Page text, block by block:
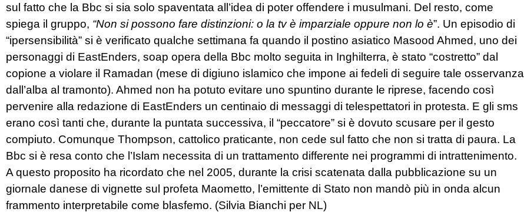
sul fatto che la Bbc si sia solo spaventata all’idea di poter offendere i musulmani. Del resto, come
spiega il gruppo, “Non si possono fare distinzioni: o la tv è imparziale oppure non lo è”. Un episodio di
“ipersensibilità” si è verificato qualche settimana fa quando il postino asiatico Masood Ahmed, uno dei
personaggi di EastEnders, soap opera della Bbc molto seguita in Inghilterra, è stato “costretto” dal
copione a violare il Ramadan (mese di digiuno islamico che impone ai fedeli di seguire tale osservanza
dall’alba al tramonto). Ahmed non ha potuto evitare uno spuntino durante le riprese, facendo così
pervenire alla redazione di EastEnders un centinaio di messaggi di telespettatori in protesta. E gli sms
erano così tanti che, durante la puntata successiva, il “peccatore” si è dovuto scusare per il gesto
compiuto. Comunque Thompson, cattolico praticante, non cede sul fatto che non si tratta di paura. La
Bbc si è resa conto che l’Islam necessita di un trattamento differente nei programmi di intrattenimento.
A questo proposito ha ricordato che nel 2005, durante la crisi scatenata dalla pubblicazione su un
giornale danese di vignette sul profeta Maometto, l’emittente di Stato non mandò più in onda alcun
frammento interpretabile come blasfemo. (Silvia Bianchi per NL)